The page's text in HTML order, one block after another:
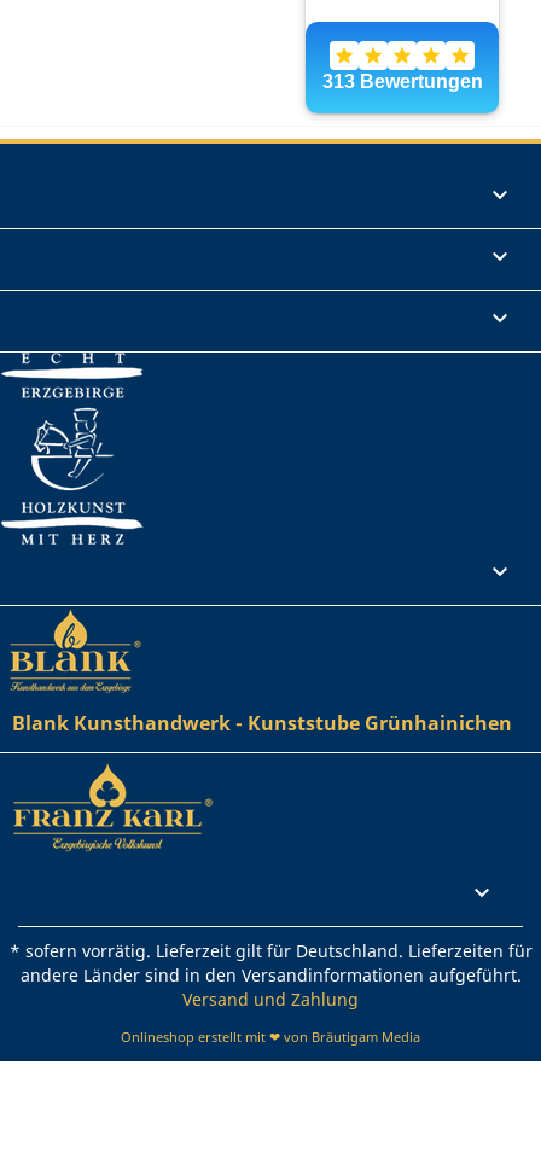




Blank Kunsthandwerk - Kunststube Grünhainichen

* sofern vorrätig. Lieferzeit gilt für Deutschland. Lieferzeiten für
andere Länder sind in den Versandinformationen aufgeführt.
Versand und Zahlung
Onlineshop erstellt mit ❤ von Bräutigam Media